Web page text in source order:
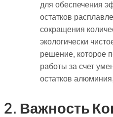
для обеспечения
остатков
сокращения
экологически
решение, которое
работы за счет
остатков
2. Важность